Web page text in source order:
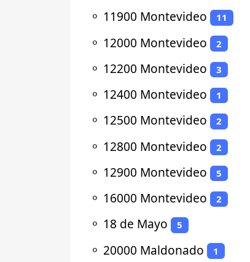
⚬ 11900 Montevideo 11
⚬ 12000 Montevideo 2
⚬ 12200 Montevideo 3
⚬ 12400 Montevideo 1
⚬ 12500 Montevideo 2
⚬ 12800 Montevideo 2
⚬ 12900 Montevideo 5
⚬ 16000 Montevideo 2
⚬ 18 de Mayo 5
⚬ 20000 Maldonado 1